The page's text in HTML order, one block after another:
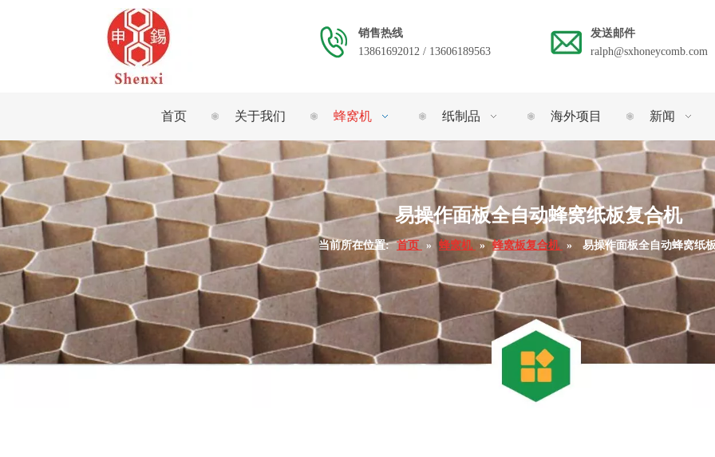
销售热线
13861692012 / 13606189563
发送邮件
ralph@sxhoneycomb.com
首页 关于我们 蜂窝机 纸制品 海外项目 新闻
易操作面板全自动蜂窝纸板复合机
当前所在位置: 首页 » 蜂窝机 » 蜂窝板复合机 » 易操作面板全自动蜂窝纸